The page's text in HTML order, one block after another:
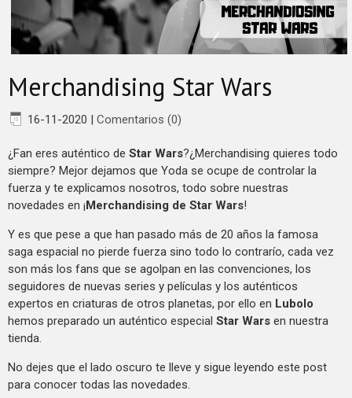
Merchandising Star Wars
16-11-2020 | Comentarios (0)
¿Fan eres auténtico de Star Wars?¿Merchandising quieres todo
siempre? Mejor dejamos que Yoda se ocupe de controlar la
fuerza y te explicamos nosotros, todo sobre nuestras
novedades en ¡Merchandising de Star Wars!
Y es que pese a que han pasado más de 20 años la famosa
saga espacial no pierde fuerza sino todo lo contrarío, cada vez
son más los fans que se agolpan en las convenciones, los
seguidores de nuevas series y películas y los auténticos
expertos en criaturas de otros planetas, por ello en Lubolo
hemos preparado un auténtico especial Star Wars en nuestra
tienda.
No dejes que el lado oscuro te lleve y sigue leyendo este post
para conocer todas las novedades.